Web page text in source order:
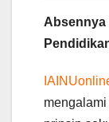
Absennya